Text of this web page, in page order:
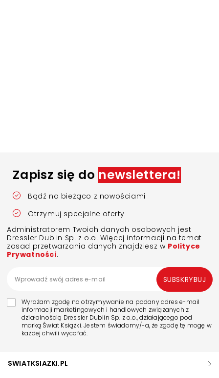
Zapisz się do newslettera!
Bądź na bieżąco z nowościami
Otrzymuj specjalne oferty
Administratorem Twoich danych osobowych jest
Dressler Dublin Sp. z o.o. Więcej informacji na temat
zasad przetwarzania danych znajdziesz w Polityce
Prywatności.
Wyrażam zgodę na otrzymywanie na podany adres e-mail
informacji marketingowych i handlowych związanych z
działalnością Dressler Dublin Sp. z o.o., działającego pod
marką Świat Książki. Jestem świadomy/-a, że zgodę tę mogę w
każdej chwili wycofać.
SUBSKRYBUJ
SWIATKSIAZKI.PL